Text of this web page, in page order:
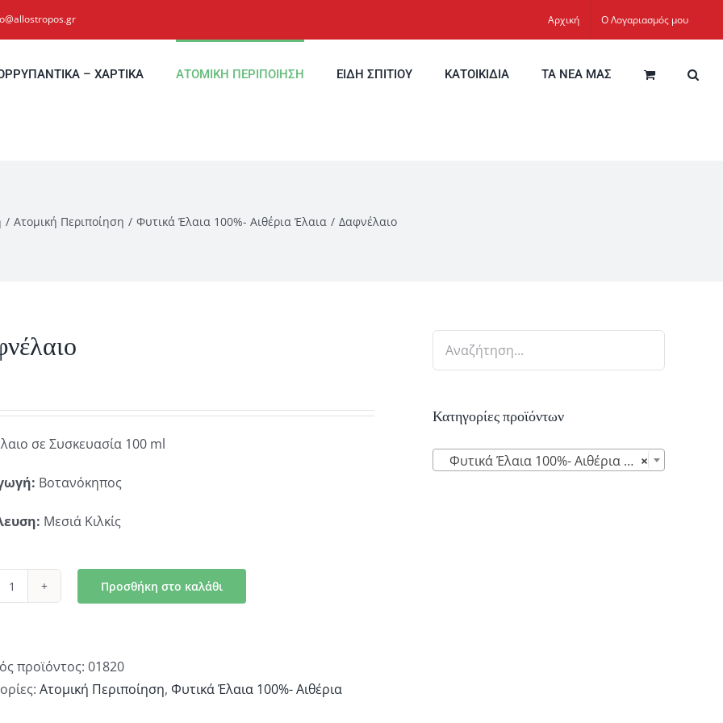
Αρχική Ο Λογαριασμός μου
– ΧΑΡΤΙΚΑ ΑΤΟΜΙΚΗ ΠΕΡΙΠΟΙΗΣΗ ΕΙΔΗ ΣΠΙΤΙΟΥ ΚΑΤΟΙΚΙΔΙΑ ΤΑ ΝΕΑ ΜΑΣ
Ατομική Περιποίηση Φυτικά Έλαια 100%- Αιθέρια Έλαια Δαφνέλαιο
σε Συσκευασία 100 ml
Βοτανόκηπος
Μεσιά Κιλκίς
Δαφνέλαιο
Προσθήκη στο καλάθι
προϊόντος: 01820
Ατομική Περιποίηση, Φυτικά Έλαια 100%- Αιθέρια
Κατηγορίες προϊόντων
×
Φυτικά Έλαια 100%- Αιθέρια Έλαια (10)